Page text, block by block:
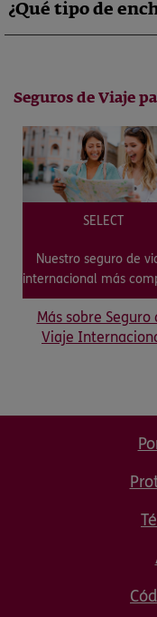
¿Qué tipo de
Seguros de Viaje
SELECT
Nuestro seguro de
internacional más
Más sobre Seguro
Viaje